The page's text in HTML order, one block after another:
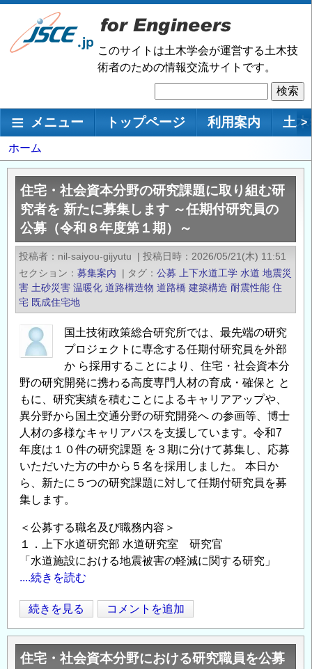
メ
ン
移
このサイトは土木学会が運営する土木技
術者のための情報交流サイトです。
索
メインナビゲーション
メニュー トップページ 利用案内 土 >
パ
ン
く
ず
ホーム
住宅・社会資本分野の研究課題に取り組む研
究者を 新たに募集します ～任期付研究員の
公募（令和８年度第１期）～
投稿者 nil-saiyou-gijyutu | 投稿日時
2026/05/21(木) 11:51
セクション
募集案内 | タグ 公募 上下水道工学 水道 地震災
害 土砂災害 温暖化 道路構造物 道路橋 建築構造 耐震性能 住
宅 既成住宅地
国土技術政策総合研究所では、最先端の研究
プロジェクトに専念する任期付研究員を外部
か ら採用することにより、住宅・社会資本分
野の研究開発に携わる高度専門人材の育成・確保と と
もに、研究実績を積むことによるキャリアアップや、
異分野から国土交通分野の研究開発へ の参画等、博士
人材の多様なキャリアパスを支援しています。令和7
年度は１０件の研究課題 を３期に分けて募集し、応募
いただいた方の中から５名を採用しました。 本日か
ら、新たに５つの研究課題に対して任期付研究員を募
集します。
＜公募する職名及び職務内容＞
１．上下水道研究部 水道研究室 研究官
「水道施設における地震被害の軽減に関する研究」
....続きを読む
住
宅・
社
会
続きを見る コメントを追加
住宅・社会資本分野における研究職員を公募